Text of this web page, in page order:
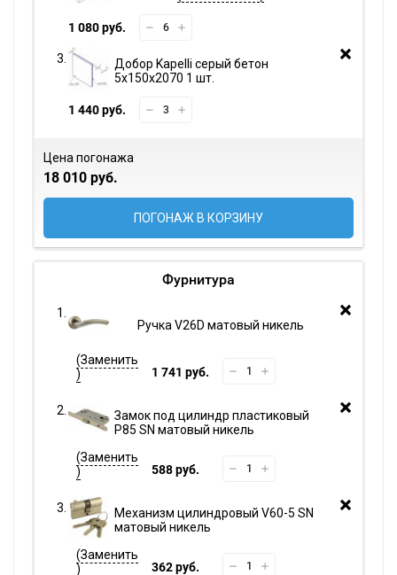
1 080 руб.
Добор Kapelli серый бетон
5х150х2070 1 шт.
1 440 руб.
Цена погонажа
18 010 руб.
ПОГОНАЖ В КОРЗИНУ
Фурнитура
Ручка V26D матовый никель
1 741 руб.
Замок под цилиндр пластиковый
P85 SN матовый никель
588 руб.
Механизм цилиндровый V60-5 SN
матовый никель
362 руб.